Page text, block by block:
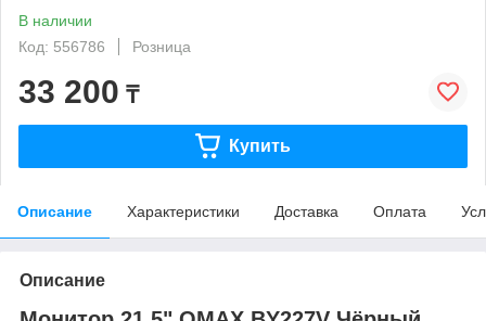
В наличии
Код: 556786
Розница
33 200 ₸
Купить
Описание Характеристики Доставка Оплата
Описание